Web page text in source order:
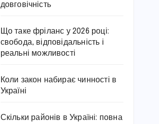
довговічність
Що таке фріланс у 2026 році:
свобода, відповідальність і
реальні можливості
Коли закон набирає чинності в
Україні
Скільки районів в Україні: повна